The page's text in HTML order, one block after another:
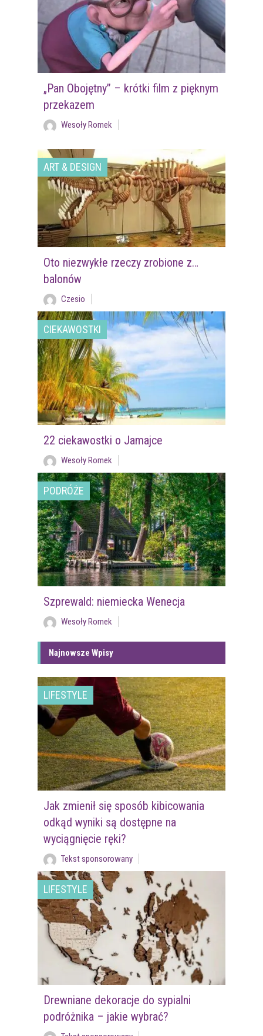
„Pan Obojętny” – krótki film z pięknym
przekazem
Wesoły Romek
ART & DESIGN
Oto niezwykłe rzeczy zrobione z…
balonów
Czesio
CIEKAWOSTKI
22 ciekawostki o Jamajce
Wesoły Romek
PODRÓŻE
Szprewald: niemiecka Wenecja
Wesoły Romek
Najnowsze Wpisy
LIFESTYLE
Jak zmienił się sposób kibicowania
odkąd wyniki są dostępne na
wyciągnięcie ręki?
Tekst sponsorowany
LIFESTYLE
Drewniane dekoracje do sypialni
podróżnika – jakie wybrać?